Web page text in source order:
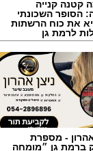
אלא כתפיסת עולם
קטנה קנייה
הסופר השכונתי
את כוח הרשתות
לרמת גן
אהרון - מספרת
ברמת גן ״מומחה